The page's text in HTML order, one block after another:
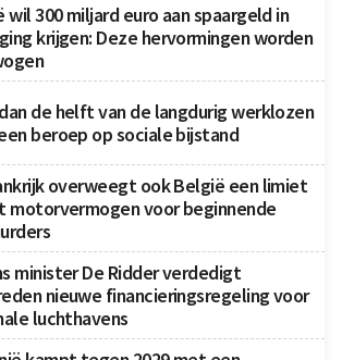
wil 300 miljard euro aan spaargeld in
krijgen: Deze hervormingen worden
de helft van de langdurig werklozen
beroep op sociale bijstand
overweegt ook België een limiet
motorvermogen voor beginnende
minister De Ridder verdedigt
nieuwe financieringsregeling voor
luchthavens